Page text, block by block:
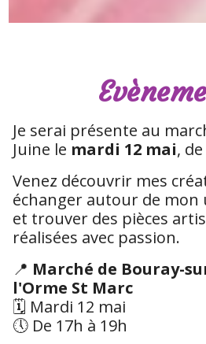
Je serai présente au
Juine le mardi 12 mai, de
Venez découvrir mes
échanger autour de mon
et trouver des pièces
réalisées avec passion.
📍 Marché de Bouray-
l'Orme St Marc
🗓️ Mardi 12 mai
🕔 De 17h à 19h